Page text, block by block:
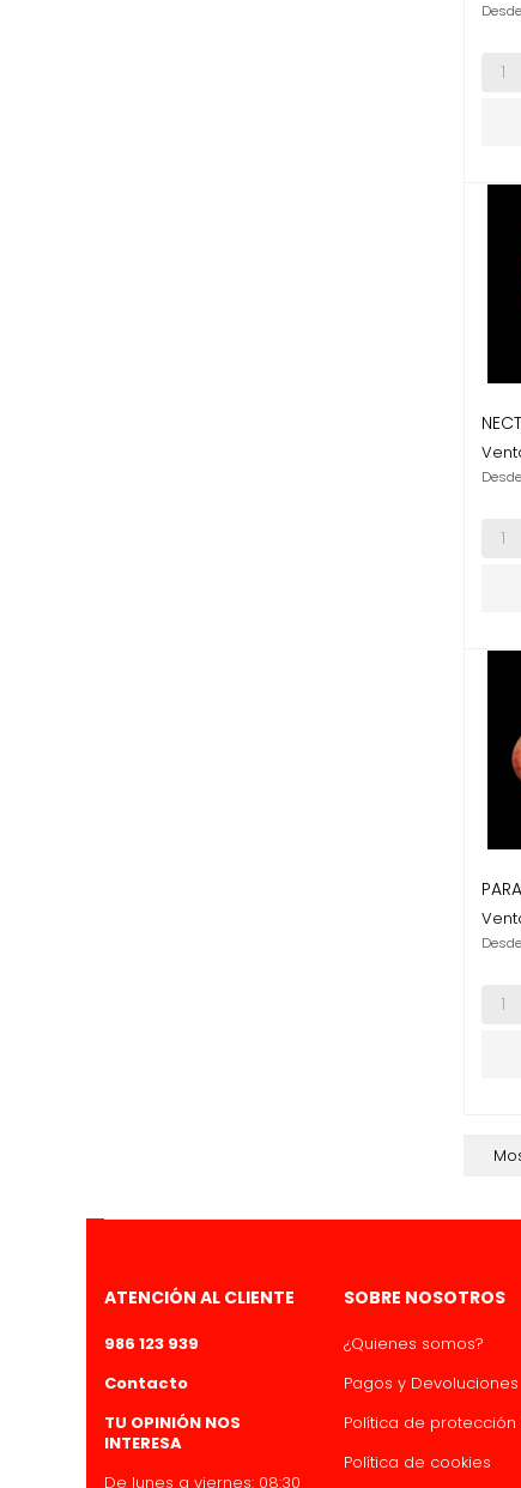
Desde
Desde
Desde
ATENCIÓN AL CLIENTE
986 123 939
Contacto
TU OPINIÓN NOS
INTERESA
De lunes a viernes: 08:30
SOBRE NOSOTROS
¿Quienes somos?
Pagos y Devoluciones
Política de
Política de cookies